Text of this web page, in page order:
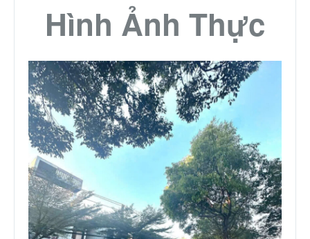
Hình Ảnh Thực